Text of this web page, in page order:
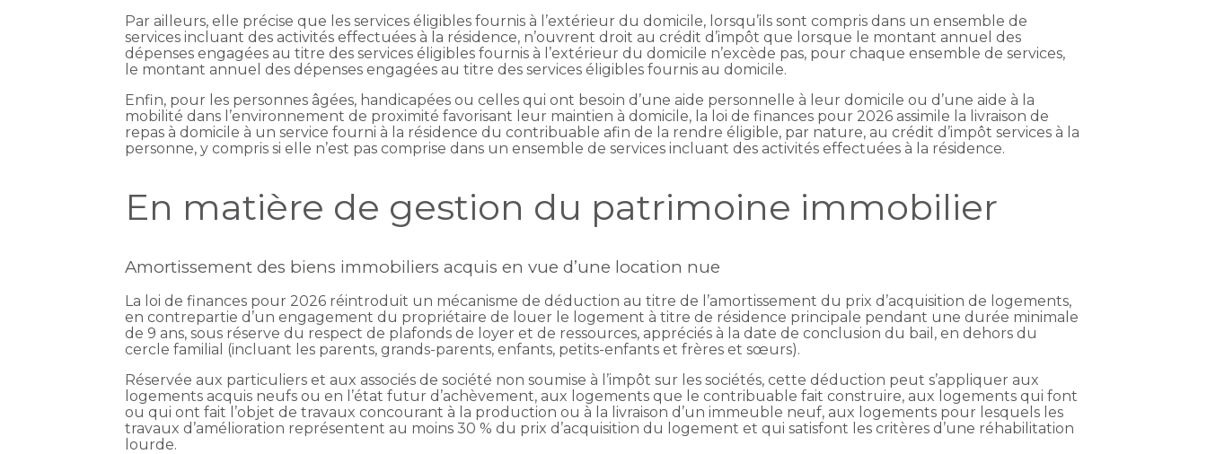
Par ailleurs, elle précise que les services éligibles fournis à l’extérieur du domicile, lorsqu’ils sont compris dans un ensemble de
services incluant des activités effectuées à la résidence, n’ouvrent droit au crédit d’impôt que lorsque le montant annuel des
dépenses engagées au titre des services éligibles fournis à l’extérieur du domicile n’excède pas, pour chaque ensemble de services,
le montant annuel des dépenses engagées au titre des services éligibles fournis au domicile.
Enfin, pour les personnes âgées, handicapées ou celles qui ont besoin d’une aide personnelle à leur domicile ou d’une aide à la
mobilité dans l’environnement de proximité favorisant leur maintien à domicile, la loi de finances pour 2026 assimile la livraison de
repas à domicile à un service fourni à la résidence du contribuable afin de la rendre éligible, par nature, au crédit d’impôt services à la
personne, y compris si elle n’est pas comprise dans un ensemble de services incluant des activités effectuées à la résidence.
En matière de gestion du patrimoine immobilier
Amortissement des biens immobiliers acquis en vue d’une location nue
La loi de finances pour 2026 réintroduit un mécanisme de déduction au titre de l’amortissement du prix d’acquisition de logements,
en contrepartie d’un engagement du propriétaire de louer le logement à titre de résidence principale pendant une durée minimale
de 9 ans, sous réserve du respect de plafonds de loyer et de ressources, appréciés à la date de conclusion du bail, en dehors du
cercle familial (incluant les parents, grands-parents, enfants, petits-enfants et frères et sœurs).
Réservée aux particuliers et aux associés de société non soumise à l’impôt sur les sociétés, cette déduction peut s’appliquer aux
logements acquis neufs ou en l’état futur d’achèvement, aux logements que le contribuable fait construire, aux logements qui font
ou qui ont fait l’objet de travaux concourant à la production ou à la livraison d’un immeuble neuf, aux logements pour lesquels les
travaux d’amélioration représentent au moins 30 % du prix d’acquisition du logement et qui satisfont les critères d’une réhabilitation
lourde.